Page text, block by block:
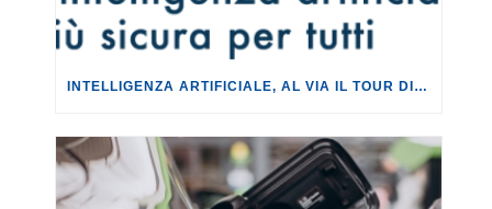
INTELLIGENZA ARTIFICIALE, AL VIA IL TOUR DI EVENTI DEL PROGETTO TU CHE NE SAI?